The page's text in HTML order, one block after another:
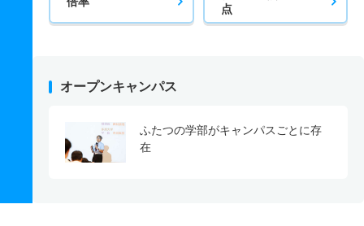
点
オープンキャンパス
ふたつの学部がキャンパスごとに存
在